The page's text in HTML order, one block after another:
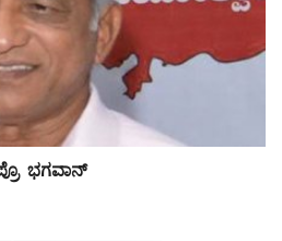
ಭಗವಾನ್